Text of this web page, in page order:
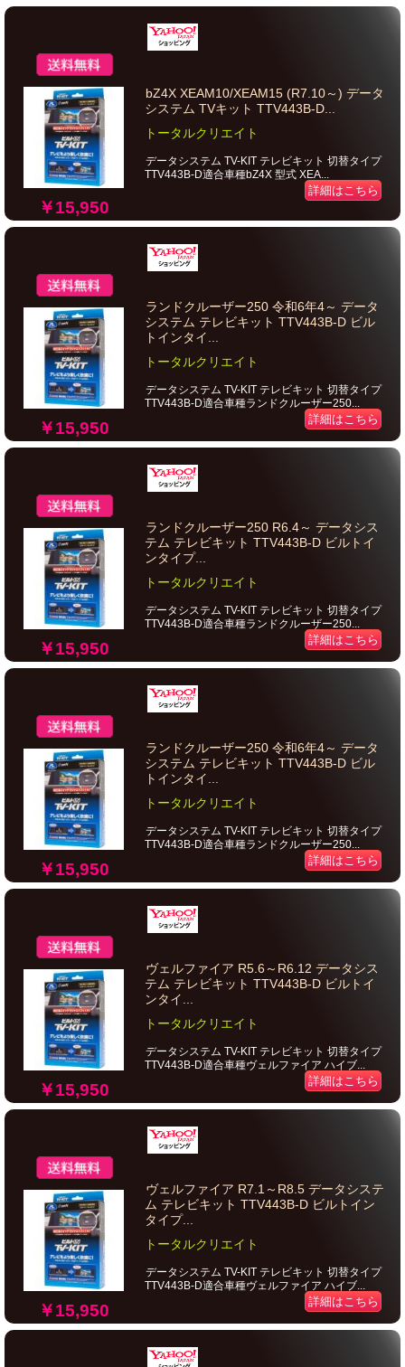
￥15,950
bZ4X XEAM10/XEAM15 (R7.10～) データ
システム TVキット TTV443B-D...
トータルクリエイト
データシステム TV-KIT テレビキット 切替タイプ
TTV443B-D適合車種bZ4X 型式 XEA...
詳細はこちら
￥15,950
ランドクルーザー250 令和6年4～ データ
システム テレビキット TTV443B-D ビル
トインタイ...
トータルクリエイト
データシステム TV-KIT テレビキット 切替タイプ
TTV443B-D適合車種ランドクルーザー250...
詳細はこちら
￥15,950
ランドクルーザー250 R6.4～ データシス
テム テレビキット TTV443B-D ビルトイ
ンタイプ...
トータルクリエイト
データシステム TV-KIT テレビキット 切替タイプ
TTV443B-D適合車種ランドクルーザー250...
詳細はこちら
￥15,950
ランドクルーザー250 令和6年4～ データ
システム テレビキット TTV443B-D ビル
トインタイ...
トータルクリエイト
データシステム TV-KIT テレビキット 切替タイプ
TTV443B-D適合車種ランドクルーザー250...
詳細はこちら
￥15,950
ヴェルファイア R5.6～R6.12 データシス
テム テレビキット TTV443B-D ビルトイ
ンタイ...
トータルクリエイト
データシステム TV-KIT テレビキット 切替タイプ
TTV443B-D適合車種ヴェルファイア ハイブ...
詳細はこちら
￥15,950
ヴェルファイア R7.1～R8.5 データシステ
ム テレビキット TTV443B-D ビルトイン
タイプ...
トータルクリエイト
データシステム TV-KIT テレビキット 切替タイプ
TTV443B-D適合車種ヴェルファイア ハイブ...
詳細はこちら